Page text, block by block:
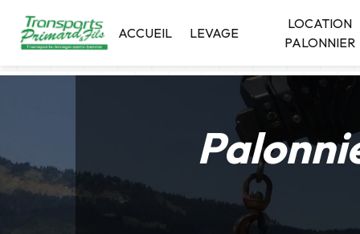
ACCUEIL LEVAGE
LOCATION
PALONNIER